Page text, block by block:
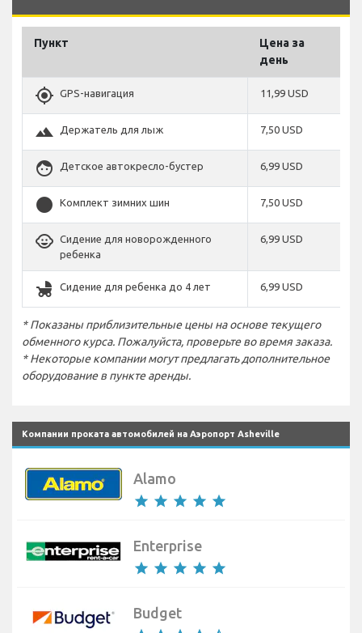
Пункт
Цена за
день
gps_fixed GPS-навигация 11,99 USD
terrain Держатель для лыж 7,50 USD
face Детское автокресло-бустер 6,99 USD
stop_circle Комплект зимних шин 7,50 USD
child_care Сидение для новорожденного
ребенка
6,99 USD
child_friendly Сидение для ребенка до 4 лет 6,99 USD
* Показаны приблизительные цены на основе текущего
обменного курса. Пожалуйста, проверьте во время заказа.
* Некоторые компании могут предлагать дополнительное
оборудование в пункте аренды.
Компании проката автомобилей на Аэропорт Asheville
Alamo
star star star star star
Enterprise
star star star star star
Budget